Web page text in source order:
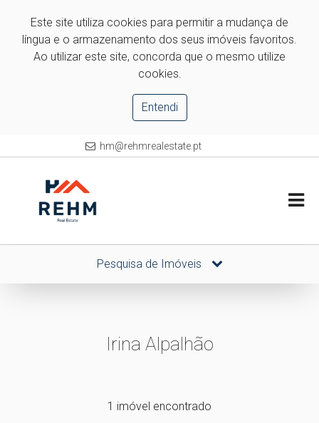
Este site utiliza cookies para permitir a mudança de
língua e o armazenamento dos seus imóveis favoritos.
Ao utilizar este site, concorda que o mesmo utilize
cookies.
Entendi
hm@rehmrealestate.pt
Pesquisa de Imóveis
Irina Alpalhão
1 imóvel encontrado